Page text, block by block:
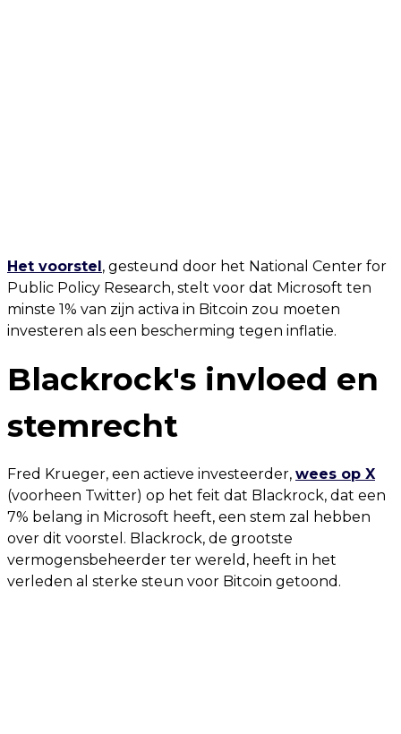
Het voorstel, gesteund door het National Center for
Public Policy Research, stelt voor dat Microsoft ten
minste 1% van zijn activa in Bitcoin zou moeten
investeren als een bescherming tegen inflatie.
Blackrock's invloed en
stemrecht
Fred Krueger, een actieve investeerder, wees op X
(voorheen Twitter) op het feit dat Blackrock, dat een
7% belang in Microsoft heeft, een stem zal hebben
over dit voorstel. Blackrock, de grootste
vermogensbeheerder ter wereld, heeft in het
verleden al sterke steun voor Bitcoin getoond.